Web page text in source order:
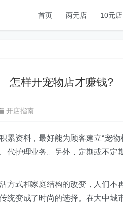
首页 两元店 10元店
怎样开宠物店才赚钱?
开店指南
资料，最好能为顾客建立“宠物
代护理业务。另外，定期或不定
式和家庭结构的改变，人们不
统变成了时尚的选择。在大中城